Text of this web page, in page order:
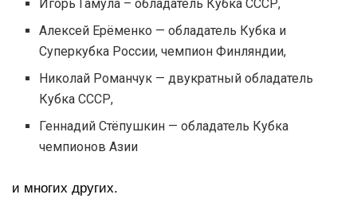
Игорь Гамула – обладатель Кубка СССР,
Алексей Ерёменко — обладатель Кубка и
Суперкубка России, чемпион Финляндии,
Николай Романчук — двукратный обладатель
Кубка СССР,
Геннадий Стёпушкин — обладатель Кубка
чемпионов Азии
и многих других.